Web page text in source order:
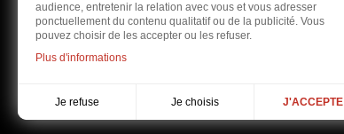
audience, entretenir la relation avec vous et vous adresser
ponctuellement du contenu qualitatif ou de la publicité. Vous
pouvez choisir de les accepter ou les refuser.
Plus d'informations
Je refuse Je choisis J'ACCEPTE